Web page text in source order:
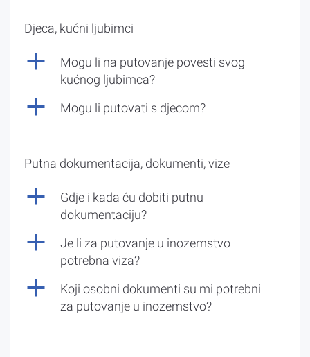
Djeca, kućni ljubimci
a
Mogu li na putovanje povesti svog
kućnog ljubimca?
a Mogu li putovati s djecom?
Putna dokumentacija, dokumenti, vize
a
Gdje i kada ću dobiti putnu
dokumentaciju?
a
Je li za putovanje u inozemstvo
potrebna viza?
a
Koji osobni dokumenti su mi potrebni
za putovanje u inozemstvo?